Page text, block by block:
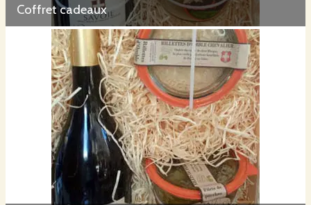
Coffret cadeaux